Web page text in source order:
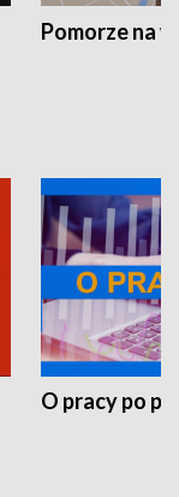
Pomorze na
O pracy po